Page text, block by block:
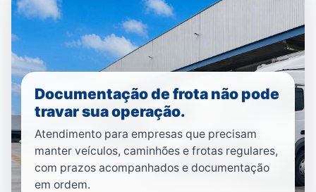
Documentação de frota não pode
travar sua operação.
Atendimento para empresas que precisam
manter veículos, caminhões e frotas regulares,
com prazos acompanhados e documentação
em ordem.